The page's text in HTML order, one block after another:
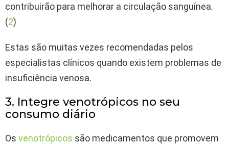
contribuirão para melhorar a circulação sanguínea.
(2)
Estas são muitas vezes recomendadas pelos
especialistas clínicos quando existem problemas de
insuficiência venosa.
3. Integre venotrópicos no seu
consumo diário
Os venotrópicos são medicamentos que promovem